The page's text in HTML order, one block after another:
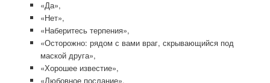
«Да»,
«Нет»,
«Наберитесь терпения»,
«Осторожно: рядом с вами враг, скрывающийся под
маской друга»,
«Хорошее известие»,
«Любовное послание»,